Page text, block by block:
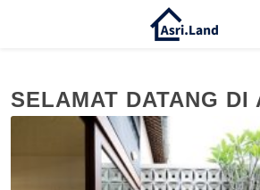
SELAMAT DATANG DI